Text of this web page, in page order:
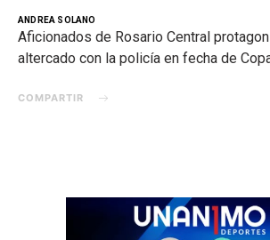
ANDREA SOLANO
Aficionados de Rosario Central
altercado con la policía en fecha de
COMPARTIR